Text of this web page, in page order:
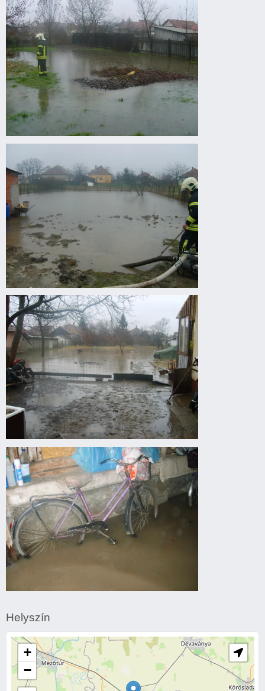
Gyomaendrődön.
Belvízkárok
Belvízkárok
Gyomaendrődön.
Belvízkárok
Gyomaendrődön.
Helyszín
+
−